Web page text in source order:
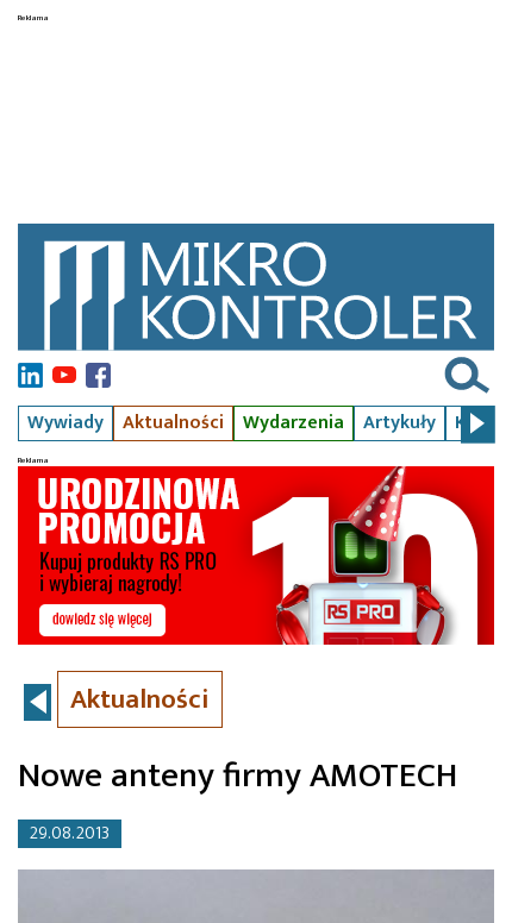
Wywiady Aktualności Wydarzenia Artykuły Kursy
Aktualności
Nowe anteny firmy AMOTECH
29.08.2013